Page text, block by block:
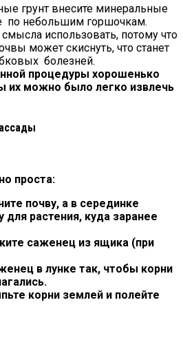
грунт внесите минеральные
по небольшим горшочкам.
использовать, потому что
может скиснуть, что станет
болезней.
процедуры хорошенько
их можно было легко извлечь
проста:
почву, а в серединке
для растения, куда заранее
саженец из ящика (при
в лунке так, чтобы корни
корни землей и полейте